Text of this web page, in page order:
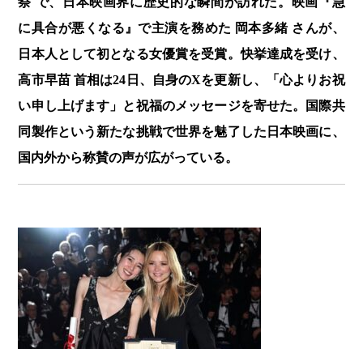
に具合が悪くなる』で主演を務めた 岡本多緒 さんが、
日本人として初となる女優賞を受賞。快挙達成を受け、
高市早苗 首相は24日、自身のXを更新し、「心よりお祝
い申し上げます」と祝福のメッセージを寄せた。国際共
同製作という新たな挑戦で世界を魅了した日本映画に、
国内外から称賛の声が広がっている。